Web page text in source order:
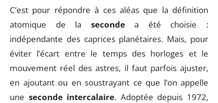
C’est pour répondre à ces aléas que la définition
atomique de la secondea été choisie :
indépendante des caprices planétaires. Mais, pour
éviter l’écart entre le temps des horloges et le
mouvement réel des astres, il faut parfois ajuster,
en ajoutant ou en soustrayant ce que l’on appelle
une seconde intercalaire. Adoptée depuis 1972,